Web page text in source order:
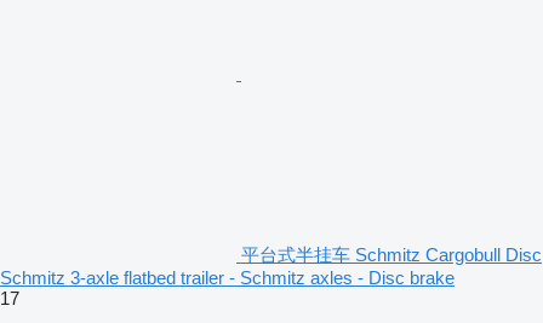
平台式半挂车 Schmitz Cargobull Disc
Schmitz 3-axle flatbed trailer - Schmitz axles - Disc brake
17